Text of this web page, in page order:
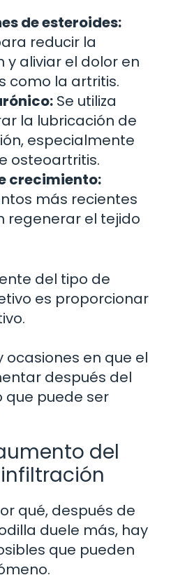
de esteroides:
reducir la
y aliviar el dolor en
como la artritis.
Se utiliza
la lubricación de
especialmente
osteoartritis.
crecimiento:
más recientes
regenerar el tejido
del tipo de
es proporcionar
ocasiones en que el
después del
que puede ser
del
qué, después de
duele más, hay
que pueden